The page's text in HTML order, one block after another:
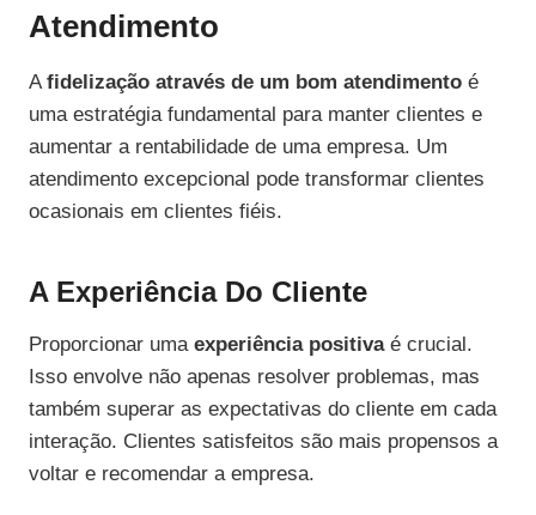
Atendimento
Afidelização através de um bom atendimento é
uma estratégia fundamental para manter clientes e
aumentar a rentabilidade de uma empresa. Um
atendimento excepcional pode transformar clientes
ocasionais em clientes fiéis.
A Experiência Do Cliente
Proporcionar uma experiência positivaé crucial.
Isso envolve não apenas resolver problemas, mas
também superar as expectativas do cliente em cada
interação. Clientes satisfeitos são mais propensos a
voltar e recomendar a empresa.